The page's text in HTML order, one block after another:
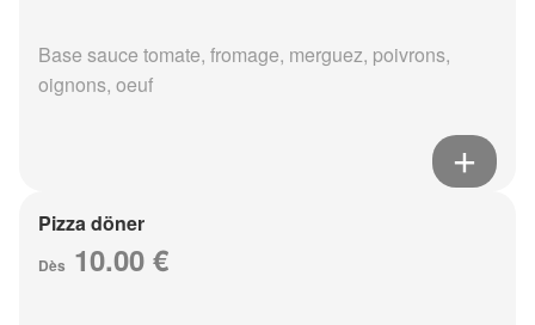
Base sauce tomate, fromage, merguez, poivrons,
oignons, oeuf
Pizza döner
Dès 10.00 €